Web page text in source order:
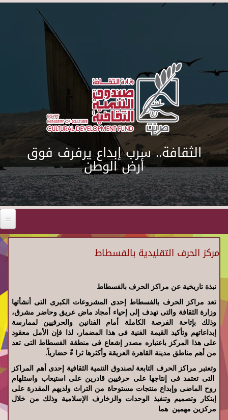
Skip to main content
الثقافة.. سرب إبداع يرفرف فوق
أرض الوطن
مركز الحرف التقليدية بالفسطاط
نبذة تاريخية عن مراكز الحرف بالفسطاط
تعد مراكز الحرف بالفسطاط إحدى المشروعات الكبرى التى أنشأتها
وزارة الثقافة والتى تهدف إلى إحياء أمجاد ماض عريق وحاضر مشرق،
وذلك بإتاحة الفرصة الكاملة أمام الفنانين والحرفيين لممارسة
إبداعاتهم وتأكيد القيمة الفنية فى هذا المضمار، لذا فإن الأمل معقود
على هذا المركز باعتباره مصدر إشعاع فى منطقة الفسطاط التى تعد
من أهم مناطق مدينة القاهرة العريقة وأكثرها ثرا ءً حضارياً.
وتعتبر مراكز الحرف التابعة لصندوق التنمية الثقافية إحدى أهم المراكز
التى تعتمد فى إنتاجها على حرفيين قادرين على استيعاب واستلهام
روح الماضى وإبداع منتجات مستوحاة من التراث ولديهم المقدرة على
إبتكار وتصميم وتنفيذ الوحدات والزخارف الإسلامية وذلك من خلال
مركزين مهمين هما